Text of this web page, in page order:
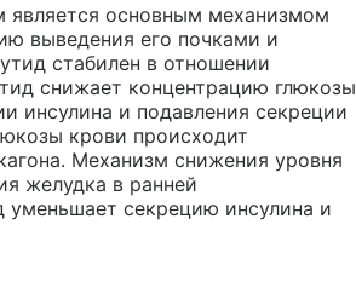
является основным механизмом
выведения его почками и
стабилен в отношении
снижает концентрацию глюкозы
инсулина и подавления секреции
крови происходит
Механизм снижения уровня
желудка в ранней
уменьшает секрецию инсулина и